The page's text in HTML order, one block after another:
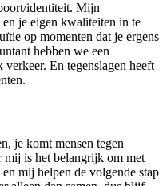
identiteit. Mijn
je eigen kwaliteiten in te
op momenten dat je ergens
hebben we een
En tegenslagen heeft
je komt mensen tegen
mij is het belangrijk om met
mij helpen de volgende stap